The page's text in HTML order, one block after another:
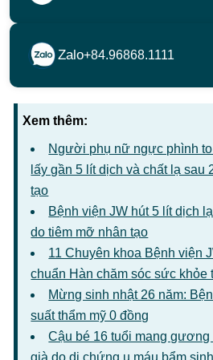
Zalo+84.96868.1111
Xem thêm:
Người phụ nữ ngực phình
lấy gần 5 lít dịch và chất lạ sau
tạo
Bệnh viện JW hút 5 lít dịch
do tiêm mỡ nhân tạo
11 Chuyên khoa Bệnh viện
chuẩn Hàn chăm sóc sức khỏe
Mừng sinh nhật 26 năm:
suất thẩm mỹ 0 đồng
Cậu bé 16 tuổi mang
già do di chứng u máu bẩm sinh